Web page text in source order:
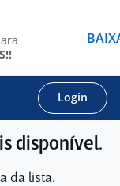
Login
disponível.
da lista.